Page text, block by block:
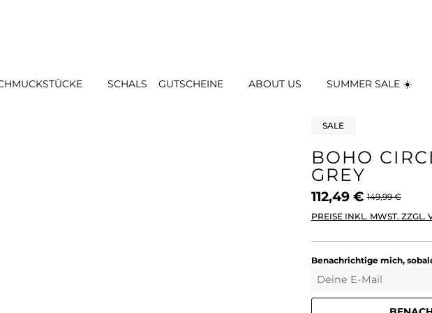
SCHALS GUTSCHEINE ABOUT US SUMMER SALE ☀️
SALE
BOHO
GREY
112,49 € 149,99 €
PREISE INKL. MWST. ZZGL.
Benachrichtige mich,
Deine E-Mail